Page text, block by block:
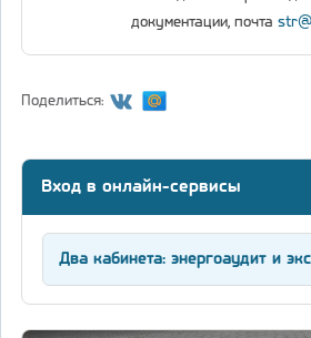
документации, почта
Поделиться:
Вход в онлайн-сервисы
Два кабинета: энергоаудит и